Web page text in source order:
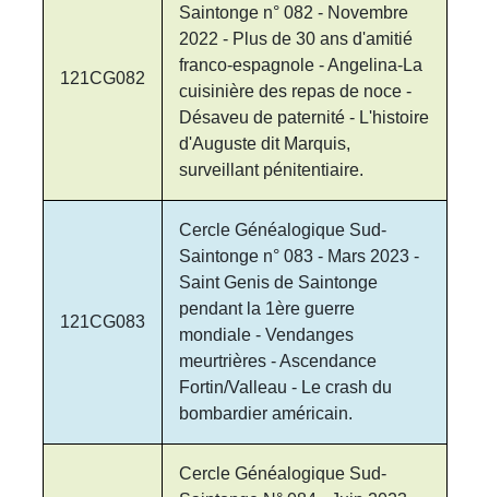
121CG082
Saintonge n° 082 - Novembre
2022 - Plus de 30 ans d'amitié
franco-espagnole - Angelina-La
cuisinière des repas de noce -
Désaveu de paternité - L'histoire
d'Auguste dit Marquis,
surveillant pénitentiaire.
121CG083
Cercle Généalogique Sud-
Saintonge n° 083 - Mars 2023 -
Saint Genis de Saintonge
pendant la 1ère guerre
mondiale - Vendanges
meurtrières - Ascendance
Fortin/Valleau - Le crash du
bombardier américain.
Cercle Généalogique Sud-